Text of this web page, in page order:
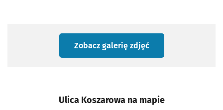
Zobacz galerię zdjęć
Ulica Koszarowa na mapie